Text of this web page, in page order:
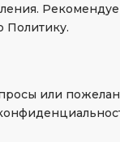
Политику.
или